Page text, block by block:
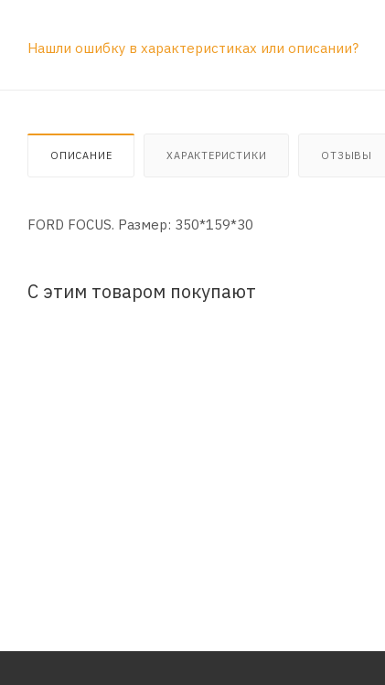
Нашли ошибку в характеристиках или описании?
ОПИСАНИЕ ХАРАКТЕРИСТИКИ ОТЗЫВЫ
FORD FOCUS. Размер: 350*159*30
С этим товаром покупают